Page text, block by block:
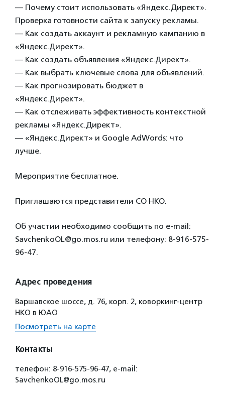
— Почему стоит использовать «Яндекс.Директ».
Проверка готовности сайта к запуску рекламы.
— Как создать аккаунт и рекламную кампанию в
«Яндекс.Директ».
— Как создать объявления «Яндекс.Директ».
— Как выбрать ключевые слова для объявлений.
— Как прогнозировать бюджет в
«Яндекс.Директ».
— Как отслеживать эффективность контекстной
рекламы «Яндекс.Директ».
— «Яндекс.Директ» и Google AdWords: что
лучше.
Мероприятие бесплатное.
Приглашаются представители СО НКО.
Об участии необходимо сообщить по e-mail:
SavchenkoOL@go.mos.ru или телефону: 8-916-575-
96-47.
Адрес проведения
Варшавское шоссе, д. 76, корп. 2, коворкинг-центр
НКО в ЮАО
Посмотреть на карте
Контакты
телефон: 8-916-575-96-47, e-mail:
SavchenkoOL@go.mos.ru